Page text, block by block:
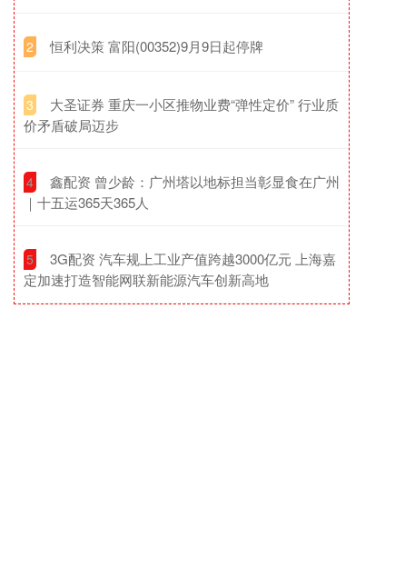
2 ​恒利决策 富阳(00352)9月9日起停牌
3
​大圣证券 重庆一小区推物业费“弹性定价” 行业质
价矛盾破局迈步
4
​鑫配资 曾少龄：广州塔以地标担当彰显食在广州
｜十五运365天365人
5
​3G配资 汽车规上工业产值跨越3000亿元 上海嘉
定加速打造智能网联新能源汽车创新高地